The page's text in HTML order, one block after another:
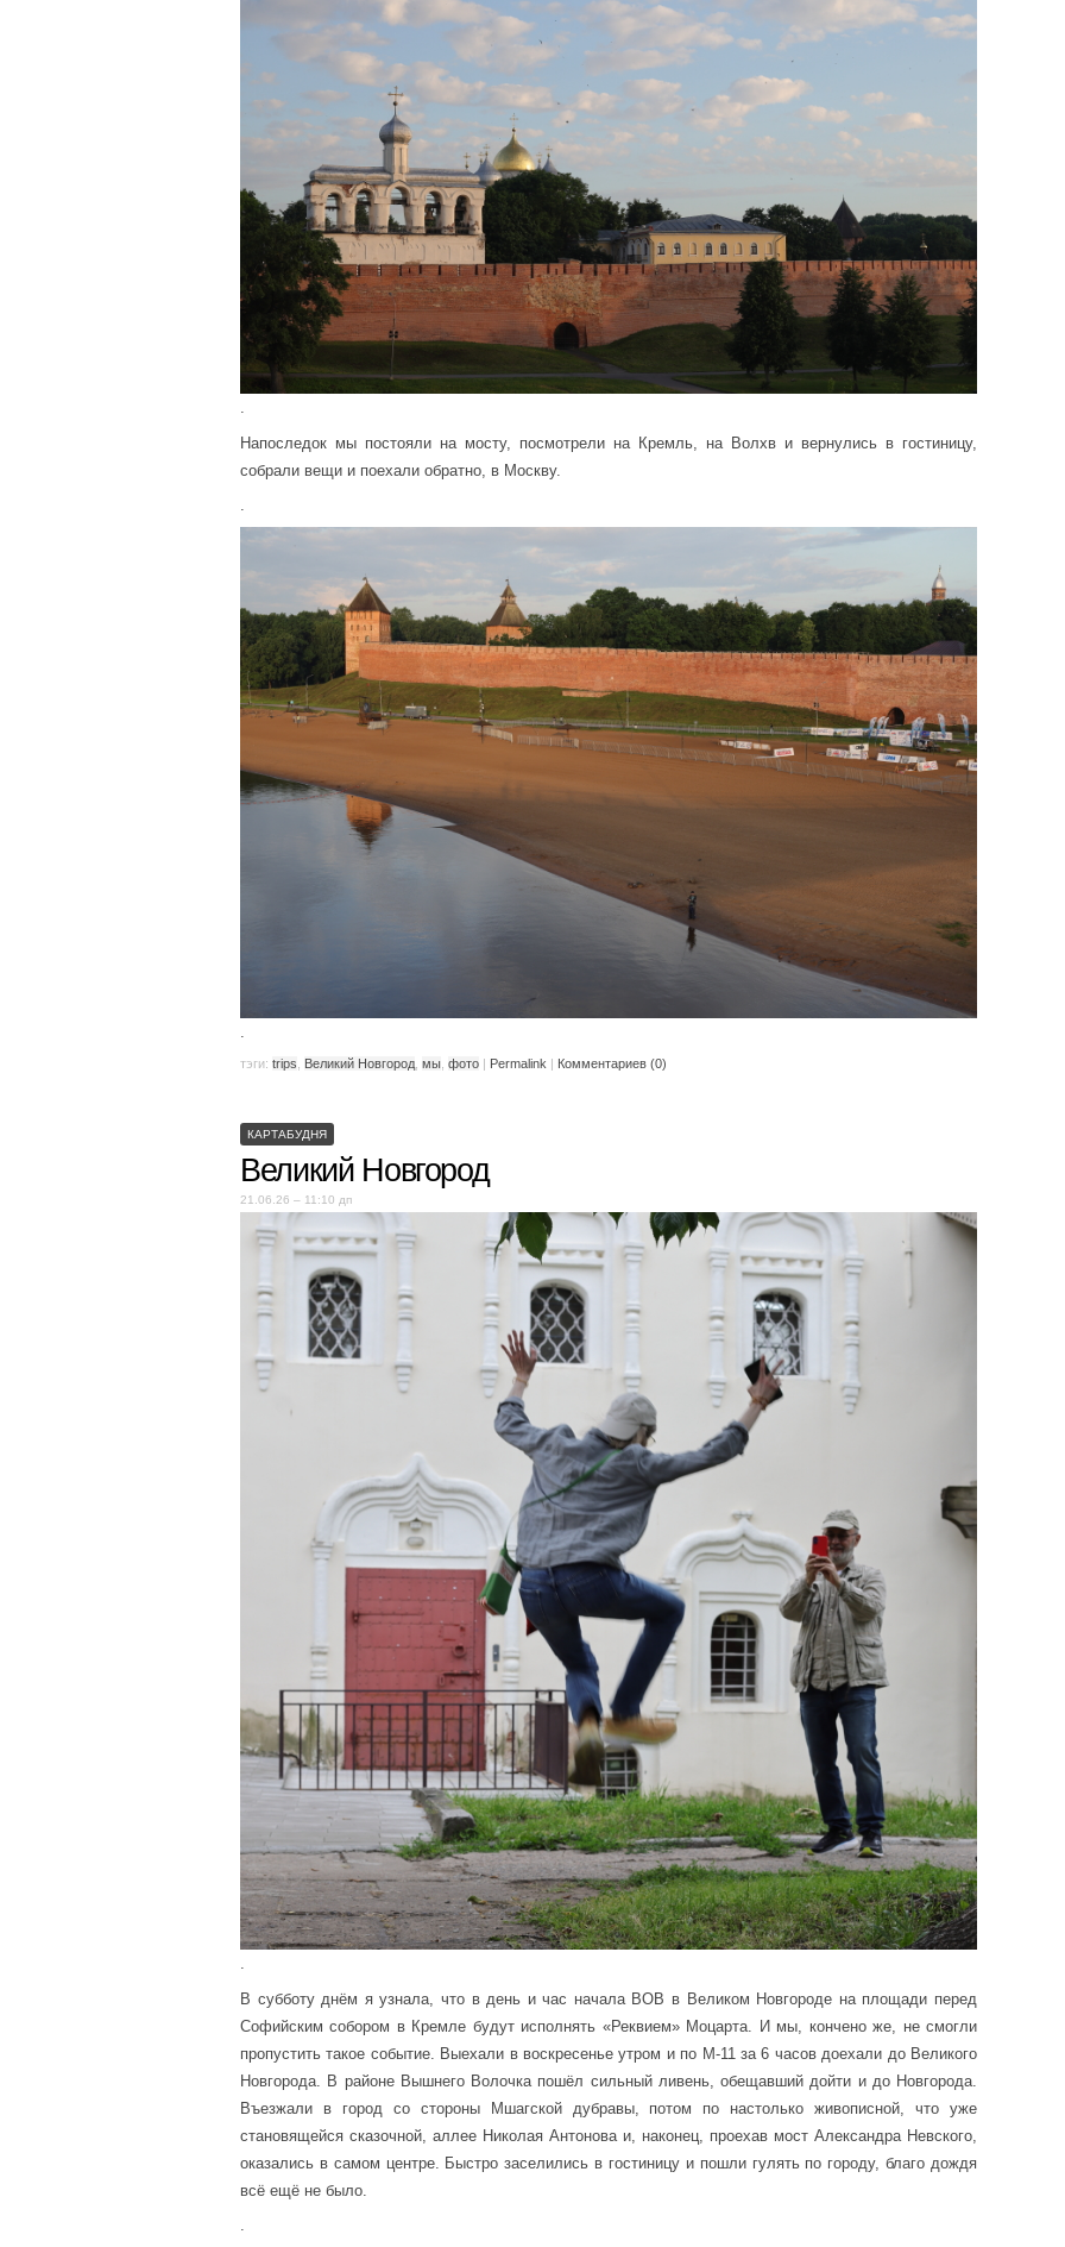
.
Напоследок мы постояли на мосту, посмотрели на Кремль, на Волхв и вернулись в гостиницу,
собрали вещи и поехали обратно, в Москву.
.
.
тэги: trips Великий Новгород мы фото | Permalink | Комментариев (0)
КАРТАБУДНЯ
Великий Новгород
21.06.26 – 11:10 дп
.
В субботу днём я узнала, что в день и час начала ВОВ в Великом Новгороде на площади перед
Софийским собором в Кремле будут исполнять «Реквием» Моцарта. И мы, кончено же, не смогли
пропустить такое событие. Выехали в воскресенье утром и по М-11 за 6 часов доехали до Великого
Новгорода. В районе Вышнего Волочка пошёл сильный ливень, обещавший дойти и до Новгорода.
Въезжали в город со стороны Мшагской дубравы, потом по настолько живописной, что уже
становящейся сказочной, аллее Николая Антонова и, наконец, проехав мост Александра Невского,
оказались в самом центре. Быстро заселились в гостиницу и пошли гулять по городу, благо дождя
всё ещё не было.
.